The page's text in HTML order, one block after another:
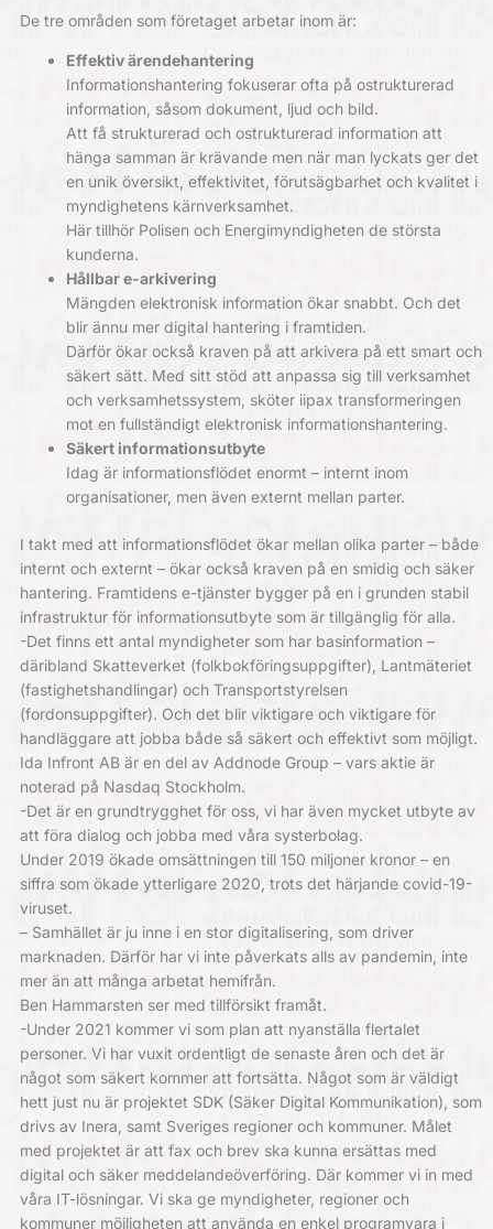
De tre områden som företaget arbetar inom är:
Effektiv ärendehantering
Informationshantering fokuserar ofta på ostrukturerad
information, såsom dokument, ljud och bild.
Att få strukturerad och ostrukturerad information att
hänga samman är krävande men när man lyckats ger det
en unik översikt, effektivitet, förutsägbarhet och kvalitet i
myndighetens kärnverksamhet.
Här tillhör Polisen och Energimyndigheten de största
kunderna.
Hållbar e-arkivering
Mängden elektronisk information ökar snabbt. Och det
blir ännu mer digital hantering i framtiden.
Därför ökar också kraven på att arkivera på ett smart och
säkert sätt. Med sitt stöd att anpassa sig till verksamhet
och verksamhetssystem, sköter iipax transformeringen
mot en fullständigt elektronisk informationshantering.
Säkert informationsutbyte
Idag är informationsflödet enormt – internt inom
organisationer, men även externt mellan parter.
I takt med att informationsflödet ökar mellan olika parter – både
internt och externt – ökar också kraven på en smidig och säker
hantering. Framtidens e-tjänster bygger på en i grunden stabil
infrastruktur för informationsutbyte som är tillgänglig för alla.
-Det finns ett antal myndigheter som har basinformation –
däribland Skatteverket (folkbokföringsuppgifter), Lantmäteriet
(fastighetshandlingar) och Transportstyrelsen
(fordonsuppgifter). Och det blir viktigare och viktigare för
handläggare att jobba både så säkert och effektivt som möjligt.
Ida Infront AB är en del av Addnode Group – vars aktie är
noterad på Nasdaq Stockholm.
-Det är en grundtrygghet för oss, vi har även mycket utbyte av
att föra dialog och jobba med våra systerbolag.
Under 2019 ökade omsättningen till 150 miljoner kronor – en
siffra som ökade ytterligare 2020, trots det härjande covid-19-
viruset.
– Samhället är ju inne i en stor digitalisering, som driver
marknaden. Därför har vi inte påverkats alls av pandemin, inte
mer än att många arbetat hemifrån.
Ben Hammarsten ser med tillförsikt framåt.
-Under 2021 kommer vi som plan att nyanställa flertalet
personer. Vi har vuxit ordentligt de senaste åren och det är
något som säkert kommer att fortsätta. Något som är väldigt
hett just nu är projektet SDK (Säker Digital Kommunikation), som
drivs av Inera, samt Sveriges regioner och kommuner. Målet
med projektet är att fax och brev ska kunna ersättas med
digital och säker meddelandeöverföring. Där kommer vi in med
våra IT-lösningar. Vi ska ge myndigheter, regioner och
kommuner möjligheten att använda en enkel programvara i